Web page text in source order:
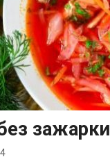
зажарки